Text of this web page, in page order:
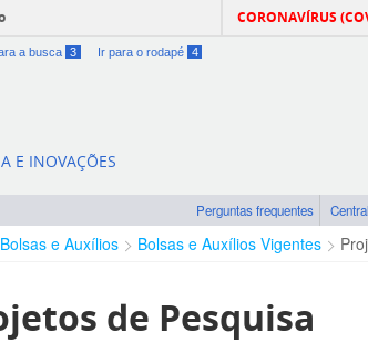
CORONAVÍRUS
a busca 3 Ir para o rodapé 4
E INOVAÇÕES
Perguntas frequentes
Bolsas e Auxílios Bolsas e Auxílios Vigentes
de Pesquisa